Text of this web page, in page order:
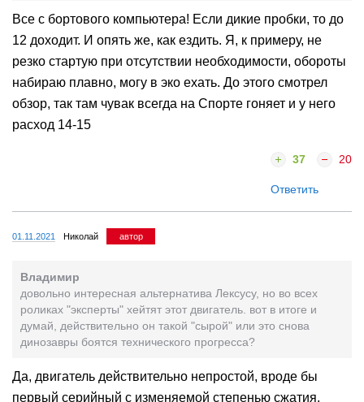
Все с бортового компьютера! Если дикие пробки, то до
12 доходит. И опять же, как ездить. Я, к примеру, не
резко стартую при отсутствии необходимости, обороты
набираю плавно, могу в эко ехать. До этого смотрел
обзор, так там чувак всегда на Спорте гоняет и у него
расход 14-15
37 20
Ответить
01.11.2021 Николай автор
Владимир
довольно интересная альтернатива Лексусу, но во всех
роликах "эксперты" хейтят этот двигатель. вот в итоге и
думай, действительно он такой "сырой" или это снова
динозавры боятся технического прогресса?
Да, двигатель действительно непростой, вроде бы
первый серийный с изменяемой степенью сжатия.